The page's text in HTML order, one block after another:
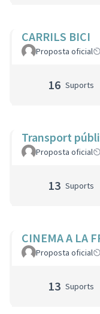
CARRILS BICI
Proposta oficial
16 Suports
Transport
Proposta oficial
13 Suports
CINEMA A LA
Proposta oficial
13 Suports